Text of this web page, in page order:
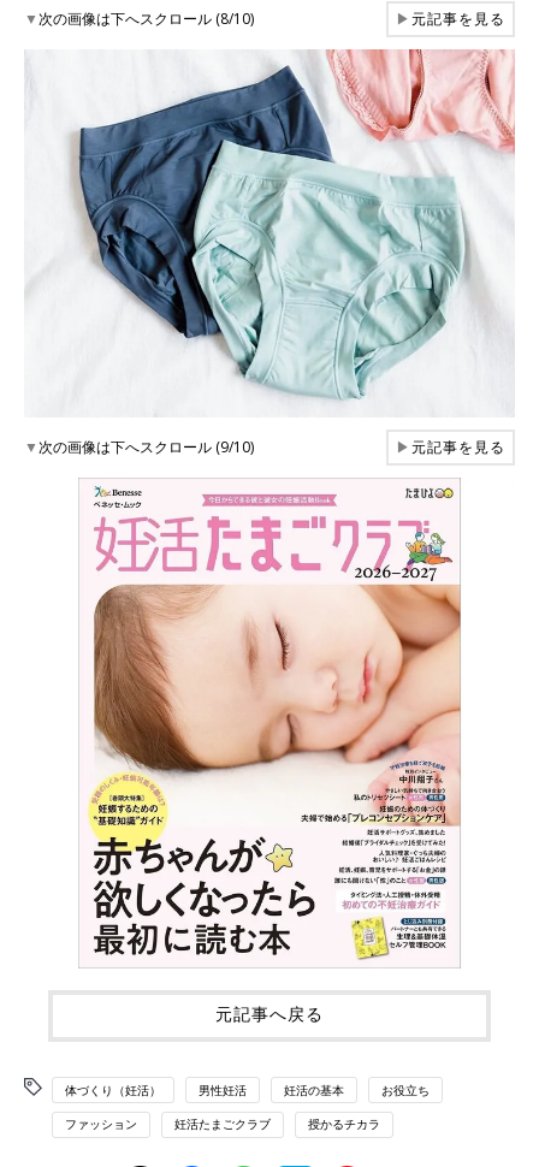
▼次の画像は下へスクロール (8/10) ▶元記事を見る
▼次の画像は下へスクロール (9/10) ▶元記事を見る
元記事へ戻る
体づくり（妊活） 男性妊活 妊活の基本 お役立ち
ファッション 妊活たまごクラブ 授かるチカラ